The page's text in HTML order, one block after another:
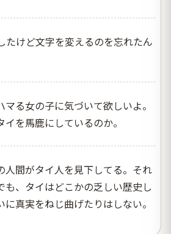
たけど文字を変えるのを忘れたん
る女の子に気づいて欲しいよ。
を馬鹿にしているのか。
人間がタイ人を見下してる。それ
も、タイはどこかの乏しい歴史し
真実をねじ曲げたりはしない。